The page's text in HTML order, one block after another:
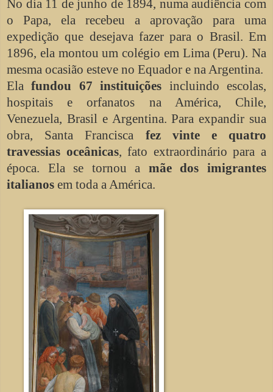
No dia 11 de junho de 1894, numa audiência com
o Papa, ela recebeu a aprovação para uma
expedição que desejava fazer para o Brasil. Em
1896, ela montou um colégio em Lima (Peru). Na
mesma ocasião esteve no Equador e na Argentina.
Elafundou 67 instituições incluindo escolas,
hospitais e orfanatos na América, Chile,
Venezuela, Brasil e Argentina. Para expandir sua
obra, Santa Francisca fez vinte e quatro
travessias oceânicas, fato extraordinário para a
época. Ela se tornou a mãe dos imigrantes
italianos em toda a América.